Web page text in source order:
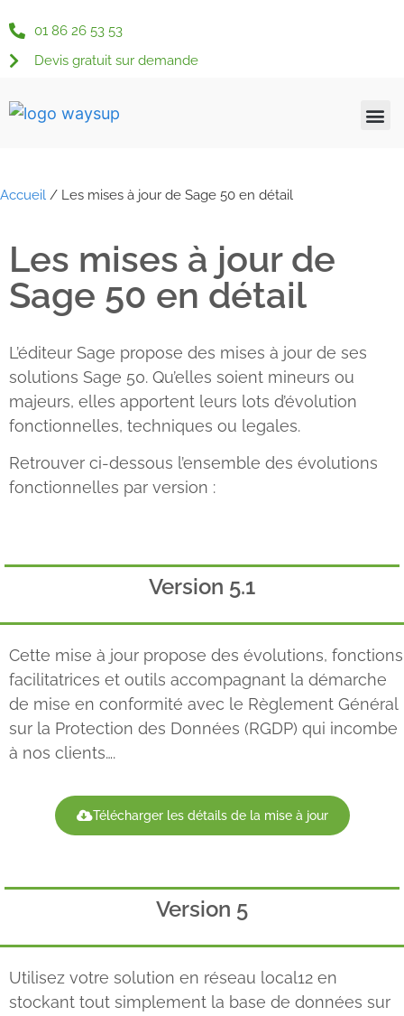
01 86 26 53 53
Devis gratuit sur demande
Accueil / Les mises à jour de Sage 50 en détail
Les mises à jour de
Sage 50 en détail
L’éditeur Sage propose des mises à jour de ses
solutions Sage 50. Qu’elles soient mineurs ou
majeurs, elles apportent leurs lots d’évolution
fonctionnelles, techniques ou legales.
Retrouver ci-dessous l’ensemble des évolutions
fonctionnelles par version :
Version 5.1
Cette mise à jour propose des évolutions, fonctions
facilitatrices et outils accompagnant la démarche
de mise en conformité avec le Règlement Général
sur la Protection des Données (RGDP) qui incombe
à nos clients….
Télécharger les détails de la mise à jour
Version 5
Utilisez votre solution en réseau local12 en
stockant tout simplement la base de données sur